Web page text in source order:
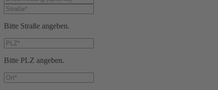
Bitte Straße angeben.
Bitte PLZ angeben.